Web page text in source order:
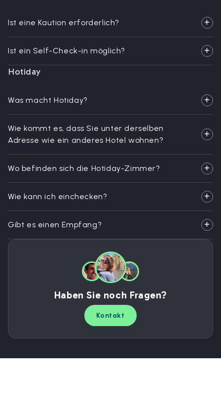
Ist eine Kaution erforderlich?
Ist ein Self-Check-in möglich?
Hotiday
Was macht Hotiday?
Wie kommt es, dass Sie unter derselben
Adresse wie ein anderes Hotel wohnen?
Wo befinden sich die Hotiday-Zimmer?
Wie kann ich einchecken?
Gibt es einen Empfang?
Haben Sie noch Fragen?
Kontakt